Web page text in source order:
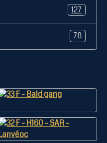
127
78